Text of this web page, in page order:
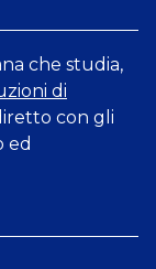
che studia,
di
con gli
ed